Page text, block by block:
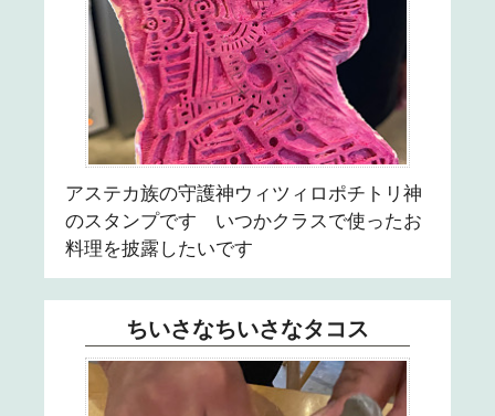
アステカ族の守護神ウィツィロポチトリ神
のスタンプです いつかクラスで使ったお
料理を披露したいです
ちいさなちいさなタコス